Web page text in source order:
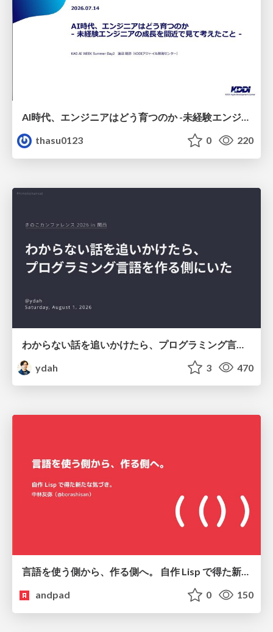
AI時代、エンジニアはどう育つのか -未経験エンジニアの成長を間近で見て考えたこと-
thasu0123
0 220
ydah
3 470
言語を使う側から、作る側へ。 自作 Lisp で得た新たな気づき。
andpad
0 150